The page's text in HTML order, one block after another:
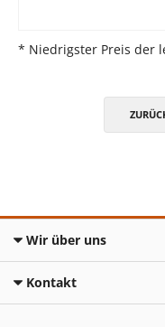
* Niedrigster Preis der
Wir über uns
Kontakt